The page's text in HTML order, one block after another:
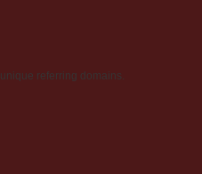
unique referring domains.